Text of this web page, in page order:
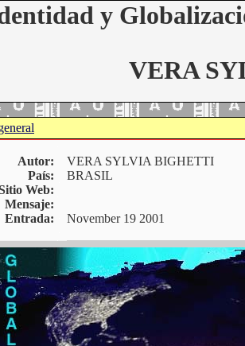
y
VERA
Autor:
País:
Web:
Mensaje:
VERA SYLVIA BIGHETTI
BRASIL
Entrada: November 19 2001